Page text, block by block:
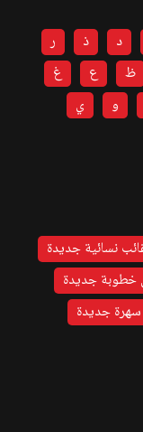
د ذ
ر
ظ ع
غ
و ي
نسائية جديدة
خطوبة جديدة
جديدة